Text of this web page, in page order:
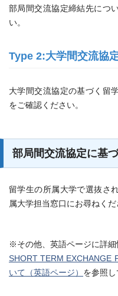
部局間交流協定締結先につ
い。
Type 2:大学間交流協
大学間交流協定の基づく留
をご確認ください。
部局間交流協定に基
留学生の所属大学で選抜さ
属大学担当窓口にお尋ねくだ
※その他、英語ページに詳細
SHORT TERM EXCHANGE
いて（英語ページ） を参照し